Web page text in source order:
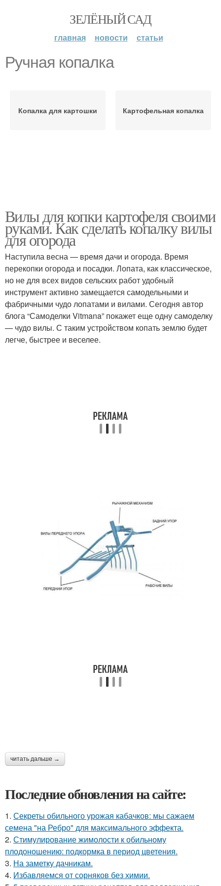
ЗЕЛЁНЫЙ САД
главная новости статьи
Ручная копалка
Копалка для картошки Картофельная копалка
Вилы для копки картофеля своими
руками. Как сделать копалку вилы
для огорода
Наступила весна — время дачи и огорода. Время
перекопки огорода и посадки. Лопата, как классическое,
но не для всех видов сельских работ удобный
инструмент активно замещается самодельными и
фабричными чудо лопатами и вилами. Сегодня автор
блога “Самоделки Vitmana” покажет еще одну самоделку
— чудо вилы. С таким устройством копать землю будет
легче, быстрее и веселее.
читать дальше →
Последние обновления на сайте:
1. Секреты обильного урожая кабачков: мы сажаем
семена "на Ребро" для максимального эффекта.
2. Стимулирование жимолости к обильному
плодоношению: подкормка в период цветения.
3. На заметку дачникам.
4. Избавляемся от сорняков без химии.